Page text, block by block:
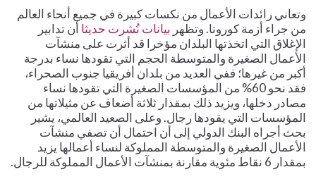
وتعاني رائدات الأعمال من نكسات كبيرة في جميع أنحاء العالم
من جراء أزمة كورونا. وتظهر بيانات نُشرت حديثا أن تدابير
الإغلاق التي اتخذتها البلدان مؤخرا قد أثرت على منشآت
الأعمال الصغيرة والمتوسطة الحجم التي تقودها نساء بدرجة
أكبر من غيرها؛ ففي العديد من بلدان أفريقيا جنوب الصحراء،
فقد نحو 60% من المؤسسات الصغيرة التي تقودها نساء
مصادر دخلها، ويزيد ذلك بمقدار ثلاثة أضعاف عن مثيلاتها من
المؤسسات التي يقودها رجال. وعلى الصعيد العالمي، يشير
بحث أجراه البنك الدولي إلى أن احتمال أن تصفي منشآت
الأعمال الصغيرة والمتوسطة المملوكة لنساء أعمالها يزيد
بمقدار 6 نقاط مئوية مقارنة بمنشآت الأعمال المملوكة للرجال.